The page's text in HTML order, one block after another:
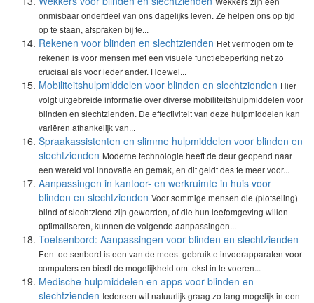
onmisbaar onderdeel van ons dagelijks leven. Ze helpen ons op tijd
op te staan, afspraken bij te...
Rekenen voor blinden en slechtzienden Het vermogen om te
rekenen is voor mensen met een visuele functiebeperking net zo
cruciaal als voor ieder ander. Hoewel...
Mobiliteitshulpmiddelen voor blinden en slechtzienden Hier
volgt uitgebreide informatie over diverse mobiliteitshulpmiddelen voor
blinden en slechtzienden. De effectiviteit van deze hulpmiddelen kan
variëren afhankelijk van...
Spraakassistenten en slimme hulpmiddelen voor blinden en
slechtzienden Moderne technologie heeft de deur geopend naar
een wereld vol innovatie en gemak, en dit geldt des te meer voor...
Aanpassingen in kantoor- en werkruimte in huis voor
blinden en slechtzienden Voor sommige mensen die (plotseling)
blind of slechtziend zijn geworden, of die hun leefomgeving willen
optimaliseren, kunnen de volgende aanpassingen...
Toetsenbord: Aanpassingen voor blinden en slechtzienden
Een toetsenbord is een van de meest gebruikte invoerapparaten voor
computers en biedt de mogelijkheid om tekst in te voeren...
Medische hulpmiddelen en apps voor blinden en
slechtzienden Iedereen wil natuurlijk graag zo lang mogelijk in een